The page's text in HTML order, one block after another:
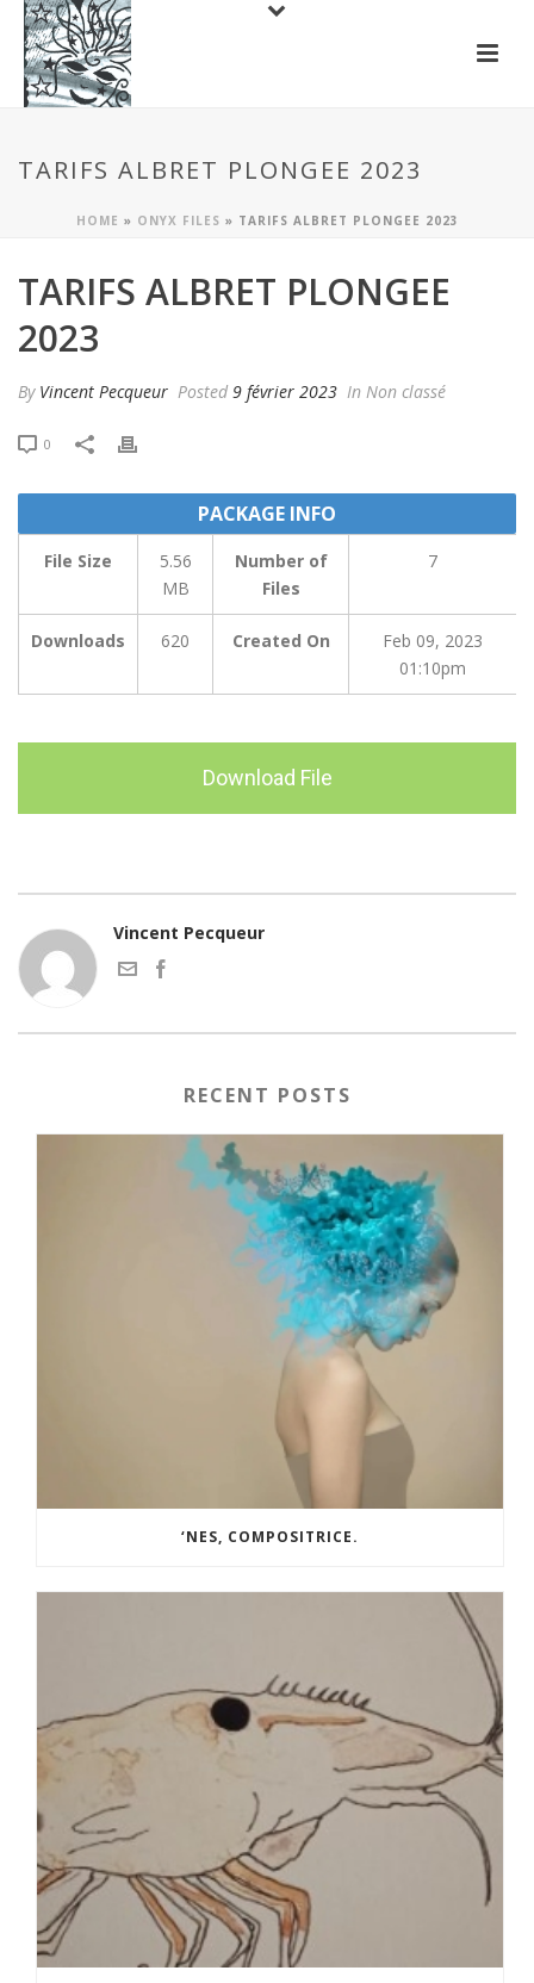
TARIFS ALBRET PLONGEE 2023
HOME » ONYX FILES » TARIFS ALBRET PLONGEE 2023
TARIFS ALBRET PLONGEE
2023
By Vincent Pecqueur Posted 9 février 2023 In Non classé
0
PACKAGE INFO
File Size
5.56
MB
Number of
Files
7
Downloads 620 Created On
Feb 09, 2023
01:10pm
Download File
Vincent Pecqueur
RECENT POSTS
‘NES, COMPOSITRICE.